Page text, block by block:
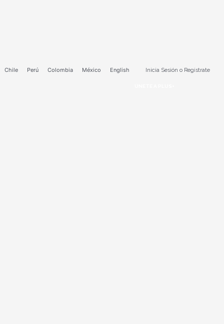
Chile Perú Colombia México English Inicia Sesión o Registrate